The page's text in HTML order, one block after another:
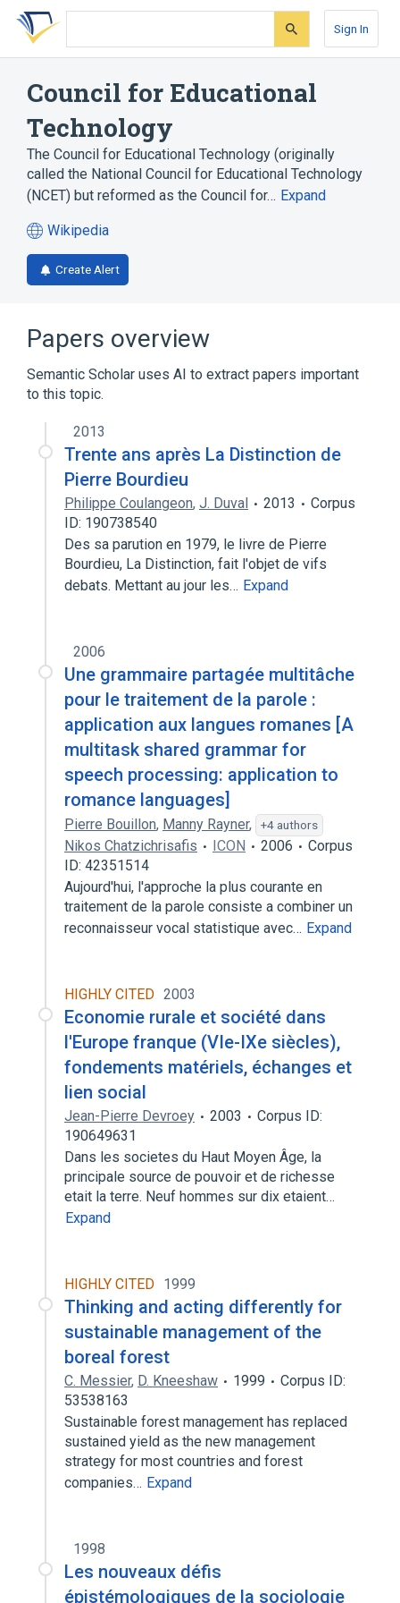
Skip
search
Skip
Skip
account
Sign In
Council for Educational
Technology
The Council for Educational Technology (originally
called the National Council for Educational Technology
(NCET) but reformed as the Council for… Expand
Wikipedia
(opens
in
a
Create Alert
Papers overview
Semantic Scholar uses AI to extract papers important
to this topic.
2013
Trente ans après La Distinction de
Pierre Bourdieu
Philippe Coulangeon, J. Duval 2013
Corpus
ID: 190738540
Des sa parution en 1979, le livre de Pierre
Bourdieu, La Distinction, fait l'objet de vifs
debats. Mettant au jour les… Expand
2006
Une grammaire partagée multitâche
pour le traitement de la parole :
application aux langues romanes [A
multitask shared grammar for
speech processing: application to
romance languages]
Pierre Bouillon, Manny Rayner, +4 authors
Nikos Chatzichrisafis ICON 2006
Corpus
ID: 42351514
Aujourd'hui, l'approche la plus courante en
traitement de la parole consiste a combiner un
reconnaisseur vocal statistique avec… Expand
HIGHLY CITED 2003
Economie rurale et société dans
l'Europe franque (VIe-IXe siècles),
fondements matériels, échanges et
lien social
Jean-Pierre Devroey 2003
Corpus ID:
190649631
Dans les societes du Haut Moyen Âge, la
principale source de pouvoir et de richesse
etait la terre. Neuf hommes sur dix etaient…
Expand
HIGHLY CITED 1999
Thinking and acting differently for
sustainable management of the
boreal forest
C. Messier, D. Kneeshaw 1999
Corpus ID:
53538163
Sustainable forest management has replaced
sustained yield as the new management
strategy for most countries and forest
companies… Expand
1998
Les nouveaux défis
épistémologiques de la sociologie